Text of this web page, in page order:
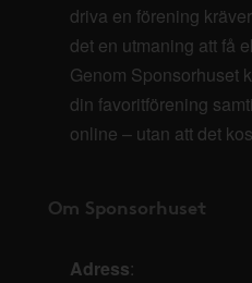
driva en förening
det en utmaning att få
Genom Sponsorhuset
din favoritförening
online – utan att det
Om Sponsorhuset
Adress: